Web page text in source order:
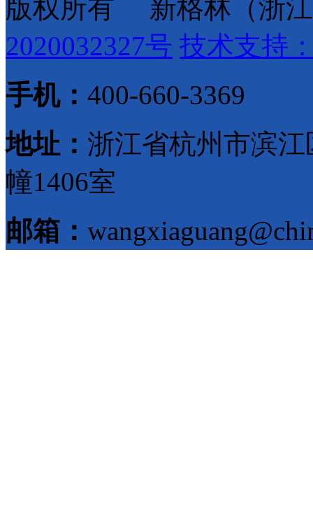
版权所有 新格林（浙江
2020032327号 技术支持
手机： 400-660-3369
地址： 浙江省杭州市滨
幢1406室
邮箱：